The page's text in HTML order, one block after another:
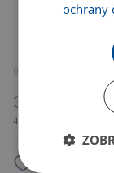
U partnera 907 ks
338.84 Kč
410.00 Kč s DPH
ochrany